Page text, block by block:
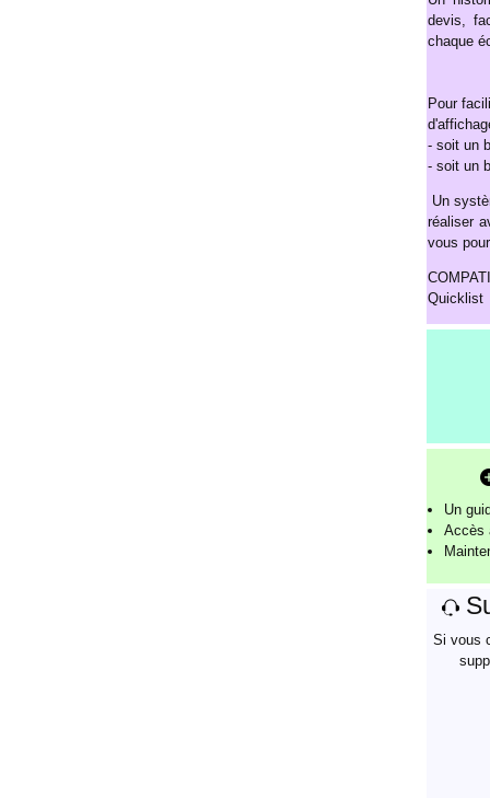
devis,
chaque
Pour
- soit un
- soit un
Un
réaliser
vous
Quicklist
Un
Accès
Si vous